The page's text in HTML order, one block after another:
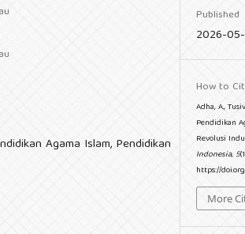
Agama Islam, Pendidikan
Published
2026-
How to
Adha, A.,
Pendidikan
Revolusi
Indonesia, 5
https://
More